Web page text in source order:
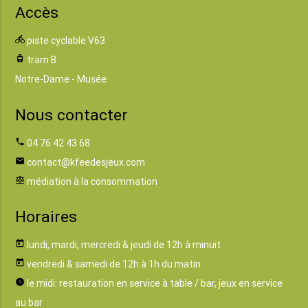
Accès
directions_bike piste cyclable V63
tram tram B
Notre-Dame - Musée
Nous contacter
phone 04 76 42 43 68
email contact@kfeedesjeux.com
balance médiation à la consommation
Horaires
today lundi, mardi, mercredi & jeudi de 12h à minuit
today vendredi & samedi de 12h à 1h du matin
watch_later le midi: restauration en service à table / bar, jeux en service
au bar